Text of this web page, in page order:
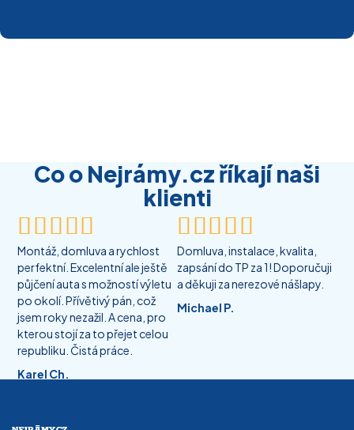
Co o Nejrámy.cz říkají naši
klienti

Montáž, domluva a rychlost
perfektní. Excelentní ale ještě
půjčení auta s možností výletu
po okolí. Přívětivý pán, což
jsem roky nezažil. A cena, pro
kterou stojí za to přejet celou
republiku. Čistá práce.
Karel Ch.

Domluva, instalace, kvalita,
zapsání do TP za 1! Doporučuji
a děkuji za nerezové nášlapy.
Michael P.